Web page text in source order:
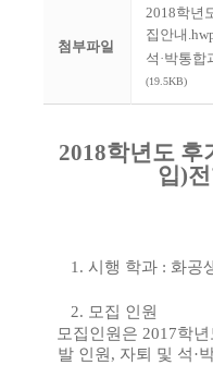
첨부파일
2018학년
집안내
석·박통합
(19.5KB)
2018학년도 후
입)
1.시행 학과 : 화공
2. 모집 인원
모집인원은 2017학
발 인원, 자퇴 및 석·